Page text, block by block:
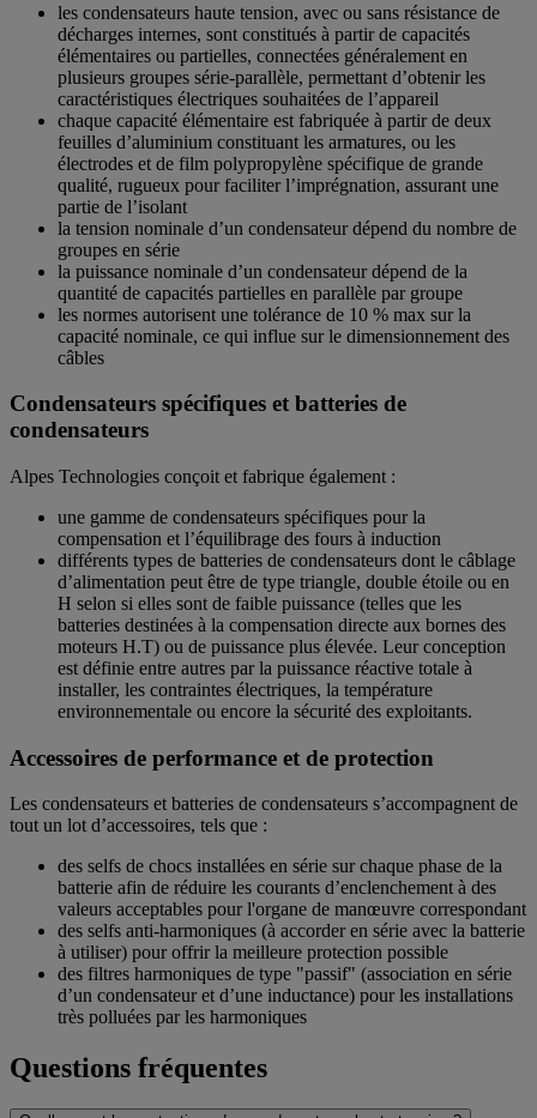
les condensateurs haute tension, avec ou sans résistance de
décharges internes, sont constitués à partir de capacités
élémentaires ou partielles, connectées généralement en
plusieurs groupes série-parallèle, permettant d’obtenir les
caractéristiques électriques souhaitées de l’appareil
chaque capacité élémentaire est fabriquée à partir de deux
feuilles d’aluminium constituant les armatures, ou les
électrodes et de film polypropylène spécifique de grande
qualité, rugueux pour faciliter l’imprégnation, assurant une
partie de l’isolant
la tension nominale d’un condensateur dépend du nombre de
groupes en série
la puissance nominale d’un condensateur dépend de la
quantité de capacités partielles en parallèle par groupe
les normes autorisent une tolérance de 10 % max sur la
capacité nominale, ce qui influe sur le dimensionnement des
câbles
Condensateurs spécifiques et batteries de
condensateurs
Alpes Technologies conçoit et fabrique également :
une gamme de condensateurs spécifiques pour la
compensation et l’équilibrage des fours à induction
différents types de batteries de condensateurs dont le câblage
d’alimentation peut être de type triangle, double étoile ou en
H selon si elles sont de faible puissance (telles que les
batteries destinées à la compensation directe aux bornes des
moteurs H.T) ou de puissance plus élevée. Leur conception
est définie entre autres par la puissance réactive totale à
installer, les contraintes électriques, la température
environnementale ou encore la sécurité des exploitants.
Accessoires de performance et de protection
Les condensateurs et batteries de condensateurs s’accompagnent de
tout un lot d’accessoires, tels que :
des selfs de chocs installées en série sur chaque phase de la
batterie afin de réduire les courants d’enclenchement à des
valeurs acceptables pour l'organe de manœuvre correspondant
des selfs anti-harmoniques (à accorder en série avec la batterie
à utiliser) pour offrir la meilleure protection possible
des filtres harmoniques de type "passif" (association en série
d’un condensateur et d’une inductance) pour les installations
très polluées par les harmoniques
Questions fréquentes